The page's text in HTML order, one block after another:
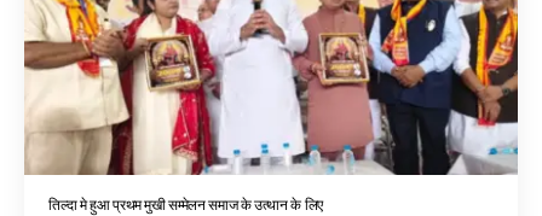
तिल्दा मे हुआ प्रथम मुखी सम्मेलन समाज के उत्थान के लिए